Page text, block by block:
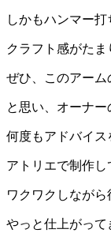
しかもハンマー
クラフト感がたま
ぜひ、このアーム
と思い、オーナー
何度もアドバイス
アトリエで制作し
ワクワクしなが
やっと仕上がって